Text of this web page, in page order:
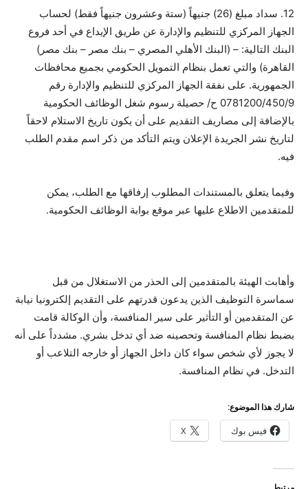
12. سداد مبلغ (26) جنيهاً (ستة وعشرون جنيهاً فقط) لحساب
الجهاز المركزي للتنظيم والإدارة عن طريق الإيداع في أحد فروع
البنك التالية: – (البنك الأهلي المصري – بنك مصر – بنك مصر)
القاهرة) والتي تعمل بنظام التمويل الحكومي بجميع محافظات
الجمهورية. على نفقة الجهاز المركزي للتنظيم والإدارة رقم
0781200/450/9 ح/ حصيلة رسوم شغل الوظائف الحكومية
بالإضافة إلى مصاريف التقديم على أن يكون تاريخ الاستلام لاحقاً
لتاريخ نشر الجريدة الإعلان ويتم التأكد من ذكر اسم مقدم الطلب
فيه.
وفيما يتعلق بالمستندات المطلوب إرفاقها مع الطلب، يمكن
للمتقدمين الاطلاع عليها عبر موقع بوابة الوظائف الحكومية.
وأهابت الهيئة بالمتقدمين إلى الحذر من الاستغلال من قبل
سماسرة التوظيف الذين يدعون قدرتهم على التقديم إلكترونيا نيابة
عن المتقدمين أو التأثير على سير المنافسة، وأن الوكالة قامت
بضبط نظام المنافسة وتحصينه ضد أي تدخل بشري. مشدداً على أنه
لا يجوز لأي شخص سواء كان داخل الجهاز أو خارجه التلاعب أو
التدخل. في نظام المنافسة.
شارك هذا الموضوع:
فيس بوك X